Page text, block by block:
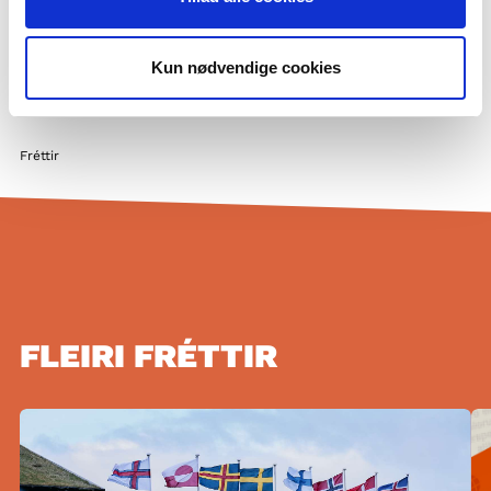
Kun nødvendige cookies
Sæktu um starfsnám hjá okkur
Privatlivspolitik og GDPR
Fréttir
FLEIRI FRÉTTIR